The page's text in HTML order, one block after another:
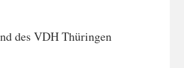
des VDH Thüringen